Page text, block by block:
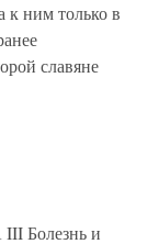
к ним только в
славяне
Болезнь и